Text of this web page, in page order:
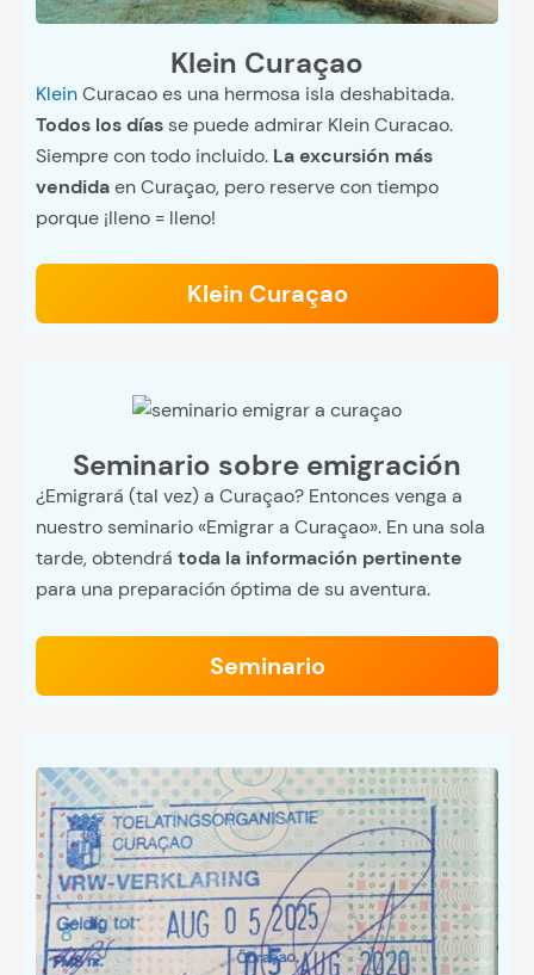
Klein Curaçao
KleinCuracao es una hermosa isla deshabitada.
Todos los díasse puede admirar Klein Curacao.
Siempre con todo incluido. La excursión más
vendidaen Curaçao, pero reserve con tiempo
porque ¡lleno = lleno!
Klein Curaçao
Seminario sobre emigración
¿Emigrará (tal vez) a Curaçao? Entonces venga a
nuestro seminario «Emigrar a Curaçao». En una sola
tarde, obtendrá toda la información pertinente
para una preparación óptima de su aventura.
Seminario